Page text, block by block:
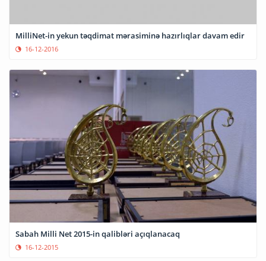
MilliNet-in yekun təqdimat mərasiminə hazırlıqlar davam edir
16-12-2016
Sabah Milli Net 2015-in qalibləri açıqlanacaq
16-12-2015